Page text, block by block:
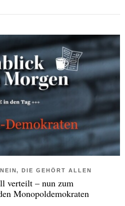
DIE GEHÖRT ALLEN
verteilt – nun zum
Monopoldemokraten